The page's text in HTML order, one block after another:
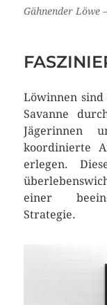
Gähnender Löwe
Löwinnen sind
Savanne
Jägerinnen
koordinierte
erlegen.
einer
Strategie.